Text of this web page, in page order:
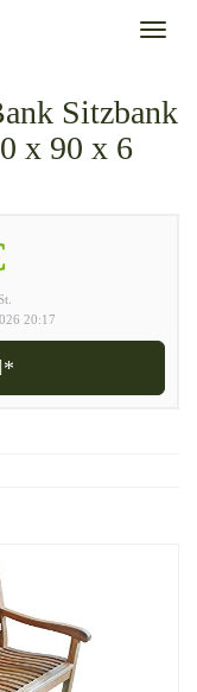
Toggle
Sitzbank
x 90 x 6
20:17
*